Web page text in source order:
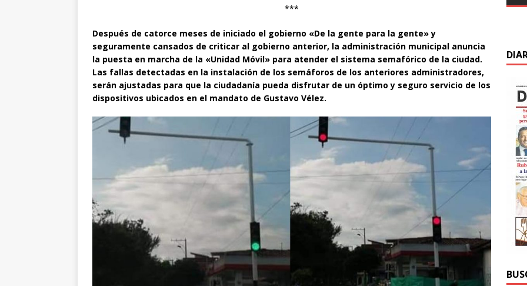
***
Después de catorce meses de iniciado el gobierno «De la gente para la gente» y
seguramente cansados de criticar al gobierno anterior, la administración municipal anuncia
la puesta en marcha de la «Unidad Móvil» para atender el sistema semafórico de la ciudad.
Las fallas detectadas en la instalación de los semáforos de los anteriores administradores,
serán ajustadas para que la ciudadanía pueda disfrutar de un óptimo y seguro servicio de los
dispositivos ubicados en el mandato de Gustavo Vélez.